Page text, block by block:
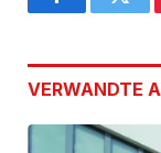
Facebook
VERWANDTE